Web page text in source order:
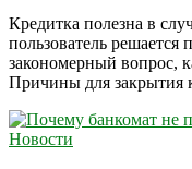
Кредитка полезна в
пользователь решается
закономерный вопрос,
Причины для
Новости